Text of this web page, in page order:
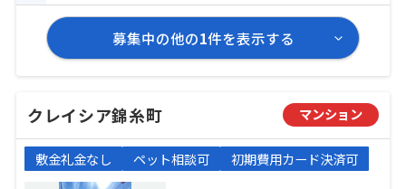
募集中の他の1件を表示する
クレイシア錦糸町 マンション
敷金礼金なし ペット相談可 初期費用カード決済可